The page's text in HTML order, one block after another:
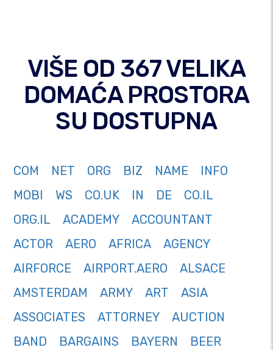
VIŠE OD 367 VELIKA
DOMAĆA PROSTORA
SU DOSTUPNA
COM NET ORG BIZ NAME
INFO
MOBI
WS CO.UK IN DE
CO.IL
ORG.IL
ACADEMY
ACCOUNTANT
ACTOR
AERO AFRICA
AGENCY
AIRFORCE
AIRPORT.AERO
ALSACE
AMSTERDAM
ARMY ART
ASIA
ASSOCIATES
ATTORNEY
AUCTION
BAND
BARGAINS BAYERN
BEER